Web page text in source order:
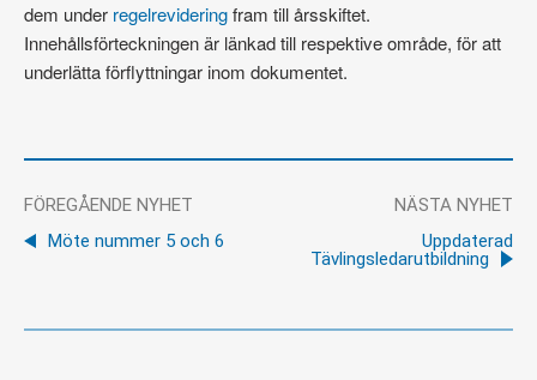
dem under regelrevideringfram till årsskiftet.
Innehållsförteckningen är länkad till respektive område, för att
underlätta förflyttningar inom dokumentet.
FÖREGÅENDE NYHET
Möte nummer 5 och 6
NÄSTA NYHET
Uppdaterad
Tävlingsledarutbildning